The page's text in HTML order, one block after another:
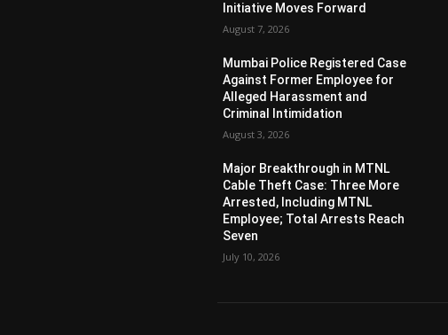
Initiative Moves Forward
August 7, 2026
Mumbai Police Registered Case
Against Former Employee for
Alleged Harassment and
Criminal Intimidation
August 3, 2026
Major Breakthrough in MTNL
Cable Theft Case: Three More
Arrested, Including MTNL
Employee; Total Arrests Reach
Seven
July 10, 2026